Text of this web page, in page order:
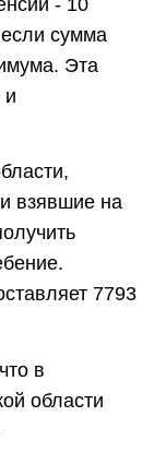
сумма
Эта
и
взявшие на
7793
в
области